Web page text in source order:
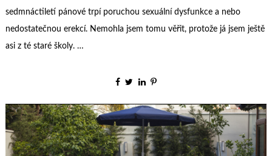
sedmnáctiletí pánové trpí poruchou sexuální dysfunkce a nebo
nedostatečnou erekcí. Nemohla jsem tomu věřit, protože já jsem ještě
asi z té staré školy. …